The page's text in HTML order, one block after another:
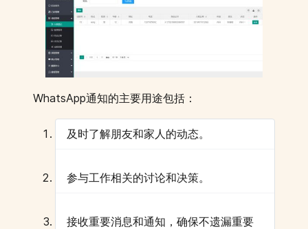
WhatsApp通知的主要用途包括：
及时了解朋友和家人的动态。
参与工作相关的讨论和决策。
接收重要消息和通知，确保不遗漏重要